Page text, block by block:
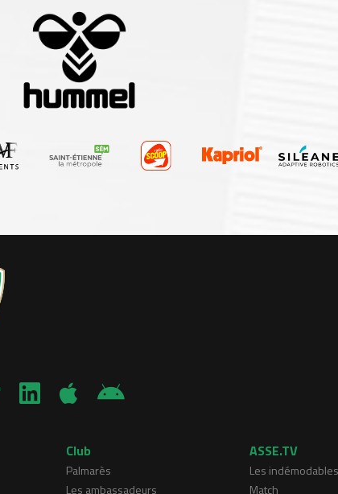
Club
Palmarès
Les ambassadeurs
ASSE.TV
Les indémodables
Match